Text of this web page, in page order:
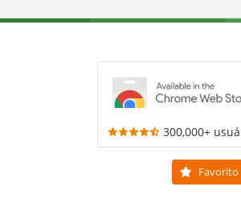
300,000+
Favorito